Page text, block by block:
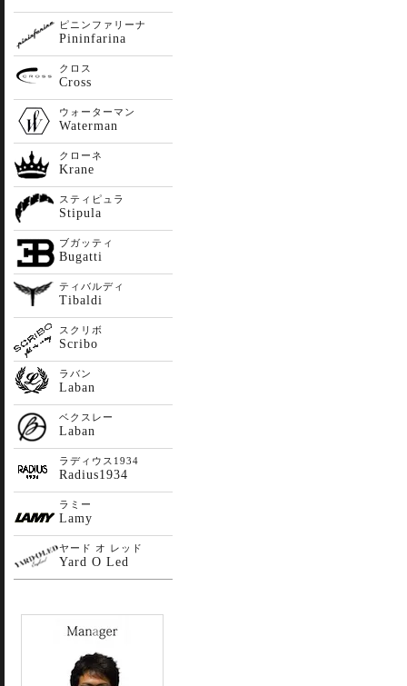
ピニンファリーナ
Pininfarina
クロス
Cross
ウォーターマン
Waterman
クローネ
Krane
スティピュラ
Stipula
ブガッティ
Bugatti
ティバルディ
Tibaldi
スクリボ
Scribo
ラバン
Laban
ベクスレー
Laban
ラディウス1934
Radius1934
ラミー
Lamy
ヤード オ レッド
Yard O Led